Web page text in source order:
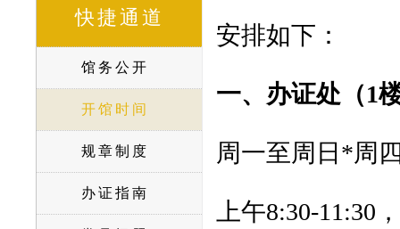
快捷通道
馆务公开
开馆时间
规章制度
办证指南
安排如下：
一、办证处（1
周一至周日*周
上午8:30-11:30